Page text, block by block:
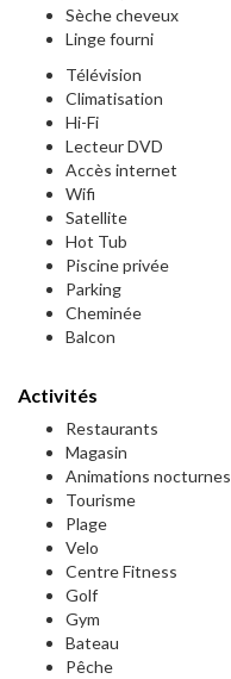
Sèche cheveux
Linge fourni
Télévision
Climatisation
Hi-Fi
Lecteur DVD
Accès internet
Wifi
Satellite
Hot Tub
Piscine privée
Parking
Cheminée
Balcon
Activités
Restaurants
Magasin
Animations nocturnes
Tourisme
Plage
Velo
Centre Fitness
Golf
Gym
Bateau
Pêche